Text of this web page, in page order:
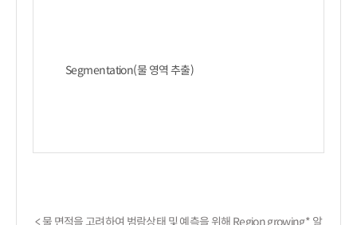
Segmentation(물 영역 추출)
< 물 면적을 고려하여 범람상태 및 예측을 위해 Region growing* 알